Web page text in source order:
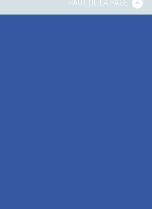
HAUT DE LA PAGE